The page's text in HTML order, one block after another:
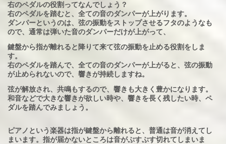
右のペダルの役割ってなんでしょう？
右のペダルを踏むと、全ての音のダンパーが上がります。
ダンパーというのは、弦の振動をストップさせるフタのようなも
ので、通常は弾いた音のダンパーだけが上がって、
鍵盤から指が離れると降りて来て弦の振動を止める役割をしま
す。
右のペダルを踏んで、全ての音のダンパーが上がると、弦の振動
が止められないので、響きが持続しますね。
弦が解放され、共鳴もするので、響きも大きく豊かになります。
和音などで大きな響きが欲しい時や、響きを長く残したい時、ペ
ダルを踏んでみましょう。
ピアノという楽器は指が鍵盤から離れると、普通は音が消えてし
まいます。指が届かないところは音がぷすぷす切れてしまいま